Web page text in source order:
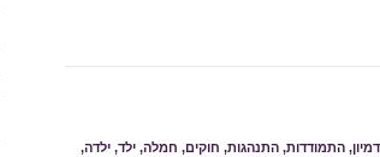
,התמודדות,התנהגות, חוקים, חמלה,ילד,ילדה,